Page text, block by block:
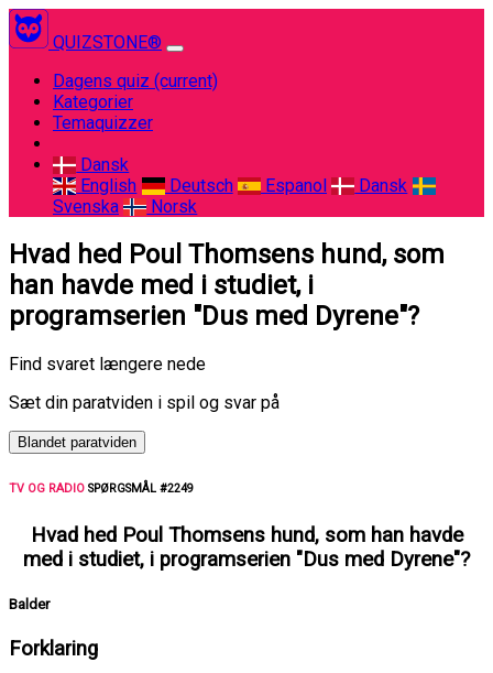
QUIZSTONE®
Dagens quiz (current)
Kategorier
Temaquizzer
Dansk
English
Deutsch Espanol
Dansk
Svenska
Norsk
Hvad hed Poul Thomsens hund, som
han havde med i studiet, i
programserien "Dus med Dyrene"?
Find svaret længere nede
Sæt din paratviden i spil og svar på
Blandet paratviden
TV OG RADIO SPØRGSMÅL #2249
Hvad hed Poul Thomsens hund, som han havde
med i studiet, i programserien "Dus med Dyrene"?
Balder
Forklaring